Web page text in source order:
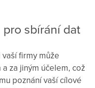
sbírání dat
firmy může
za jiným účelem, což
poznání vaší cílové